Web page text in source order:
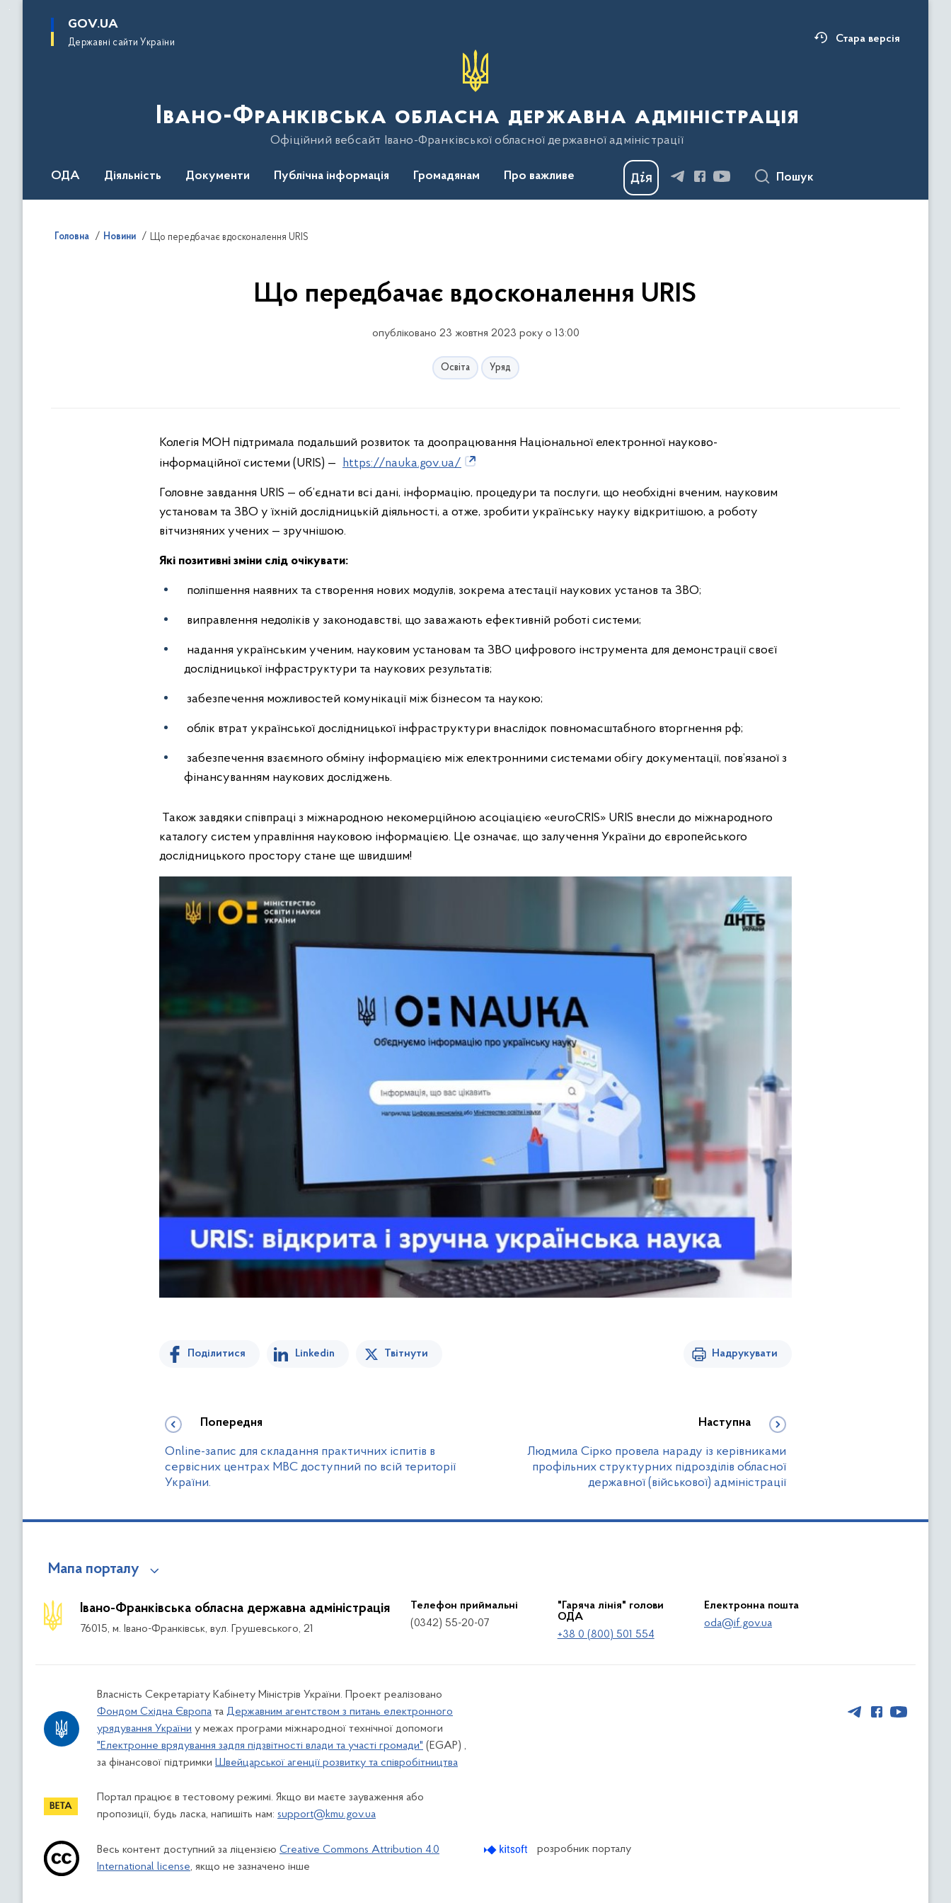
основного
GOV.UA
Державні сайти України Стара версія
Івано-Франківська обласна державна адміністрація
Офіційний вебсайт Івано-Франківської обласної державної адміністрації
ОДА Діяльність Документи Публічна інформація Громадянам Про важливе Пошук
Головна Новини Що передбачає вдосконалення URIS
Що передбачає вдосконалення URIS
опубліковано 23 жовтня 2023 року о 13:00
Освіта Уряд
Колегія МОН підтримала подальший розвиток та доопрацювання Національної електронної науково-
інформаційної системи (URIS) — https://nauka.gov.ua/
Головне завдання URIS — об’єднати всі дані, інформацію, процедури та послуги, що необхідні вченим, науковим
установам та ЗВО у їхній дослідницькій діяльності, а отже, зробити українську науку відкритішою, а роботу
вітчизняних учених — зручнішою.
Які позитивні зміни слід очікувати:
поліпшення наявних та створення нових модулів, зокрема атестації наукових установ та ЗВО;
виправлення недоліків у законодавстві, що заважають ефективній роботі системи;
надання українським ученим, науковим установам та ЗВО цифрового інструмента для демонстрації своєї
дослідницької інфраструктури та наукових результатів;
забезпечення можливостей комунікації між бізнесом та наукою;
облік втрат української дослідницької інфраструктури внаслідок повномасштабного вторгнення рф;
забезпечення взаємного обміну інформацією між електронними системами обігу документації, пов’язаної з
фінансуванням наукових досліджень.
Також завдяки співпраці з міжнародною некомерційною асоціацією «euroCRIS» URIS внесли до міжнародного
каталогу систем управління науковою інформацією. Це означає, що залучення України до європейського
дослідницького простору стане ще швидшим!
Поділитися Linkedin Твітнути Надрукувати
Попередня
Online-запис для складання практичних іспитів в
сервісних центрах МВС доступний по всій території
України.
Наступна
Людмила Сірко провела нараду із керівниками
профільних структурних підрозділів обласної
державної (військової) адміністрації
Мапа порталу
Івано-Франківська обласна державна адміністрація
76015, м. Івано-Франківськ, вул. Грушевського, 21
Телефон приймальні
(0342) 55-20-07
"Гаряча лінія" голови
ОДА
+38 0 (800) 501 554
Електронна пошта
oda@if.gov.ua
Власність Секретаріату Кабінету Міністрів України. Проект реалізовано
Фондом Східна Європа та Державним агентством з питань електронного
урядування України у межах програми міжнародної технічної допомоги
"Електронне врядування задля підзвітності влади та участі громади" (EGAP) ,
за фінансової підтримки Швейцарської агенції розвитку та співробітництва
Портал працює в тестовому режимі. Якщо ви маєте зауваження або
пропозиції, будь ласка, напишіть нам: support@kmu.gov.ua
Весь контент доступний за ліцензією Creative Commons Attribution 4.0
International license, якщо не зазначено інше
розробник порталу